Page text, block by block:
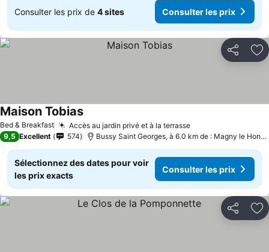
Consulter les prix de 4 sites Consulter les prix
Partager
Bed & Breakfast Accès au jardin privé et à la terrasse
Maison Tobias
9,5 Excellent 574 Bussy Saint Georges, à 6.0 km de : Magny le Hongre
Sélectionnez des dates pour voir
les prix exacts
Consulter les prix
Partager